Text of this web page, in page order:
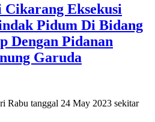
Eksekusi
Pidum Di Bidang
Dengan Pidanan
Garuda
Rabu tanggal 24 May 2023 sekitar